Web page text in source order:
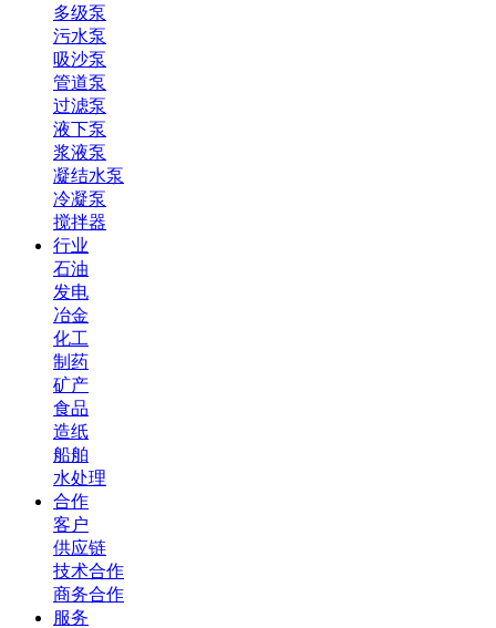
多级泵
污水泵
吸沙泵
管道泵
过滤泵
液下泵
浆液泵
凝结水泵
冷凝泵
搅拌器
行业
石油
发电
冶金
化工
制药
矿产
食品
造纸
船舶
水处理
合作
客户
供应链
技术合作
商务合作
服务